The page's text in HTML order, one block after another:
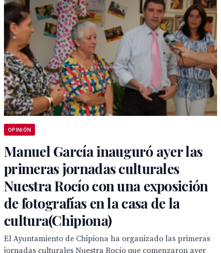
OPINIÓN
Manuel García inauguró ayer las
primeras jornadas culturales
Nuestra Rocío con una exposición
de fotografías en la casa de la
cultura(Chipiona)
El Ayuntamiento de Chipiona ha organizado las primeras
jornadas culturales Nuestra Rocío que comenzaron ayer